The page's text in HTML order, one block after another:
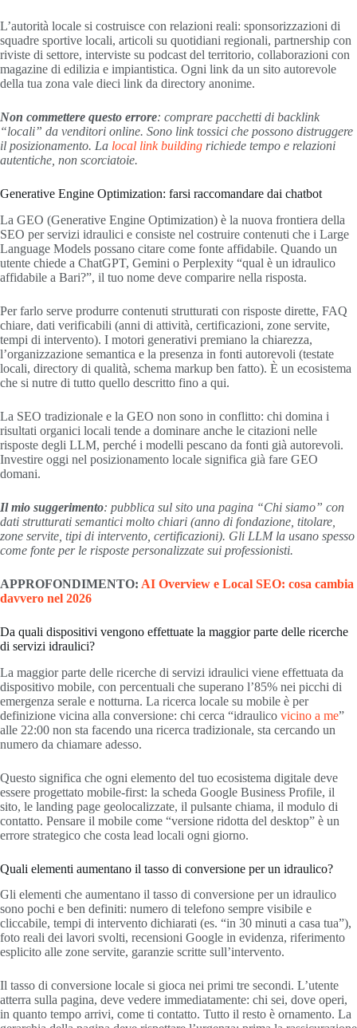
L’autorità locale si costruisce con relazioni reali: sponsorizzazioni di
squadre sportive locali, articoli su quotidiani regionali, partnership con
riviste di settore, interviste su podcast del territorio, collaborazioni con
magazine di edilizia e impiantistica. Ogni link da un sito autorevole
della tua zona vale dieci link da directory anonime.
Non commettere questo errore: comprare pacchetti di backlink
“locali” da venditori online. Sono link tossici che possono distruggere
il posizionamento. La local link building richiede tempo e relazioni
autentiche, non scorciatoie.
Generative Engine Optimization: farsi raccomandare dai chatbot
La GEO (Generative Engine Optimization) è la nuova frontiera della
SEO per servizi idraulici e consiste nel costruire contenuti che i Large
Language Models possano citare come fonte affidabile. Quando un
utente chiede a ChatGPT, Gemini o Perplexity “qual è un idraulico
affidabile a Bari?”, il tuo nome deve comparire nella risposta.
Per farlo serve produrre contenuti strutturati con risposte dirette, FAQ
chiare, dati verificabili (anni di attività, certificazioni, zone servite,
tempi di intervento). I motori generativi premiano la chiarezza,
l’organizzazione semantica e la presenza in fonti autorevoli (testate
locali, directory di qualità, schema markup ben fatto). È un ecosistema
che si nutre di tutto quello descritto fino a qui.
La SEO tradizionale e la GEO non sono in conflitto: chi domina i
risultati organici locali tende a dominare anche le citazioni nelle
risposte degli LLM, perché i modelli pescano da fonti già autorevoli.
Investire oggi nel posizionamento locale significa già fare GEO
domani.
Il mio suggerimento: pubblica sul sito una pagina “Chi siamo” con
dati strutturati semantici molto chiari (anno di fondazione, titolare,
zone servite, tipi di intervento, certificazioni). Gli LLM la usano spesso
come fonte per le risposte personalizzate sui professionisti.
APPROFONDIMENTO: AI Overview e Local SEO: cosa cambia
davvero nel 2026
Da quali dispositivi vengono effettuate la maggior parte delle ricerche
di servizi idraulici?
La maggior parte delle ricerche di servizi idraulici viene effettuata da
dispositivo mobile, con percentuali che superano l’85% nei picchi di
emergenza serale e notturna. La ricerca locale su mobile è per
definizione vicina alla conversione: chi cerca “idraulico vicino a me”
alle 22:00 non sta facendo una ricerca tradizionale, sta cercando un
numero da chiamare adesso.
Questo significa che ogni elemento del tuo ecosistema digitale deve
essere progettato mobile-first: la scheda Google Business Profile, il
sito, le landing page geolocalizzate, il pulsante chiama, il modulo di
contatto. Pensare il mobile come “versione ridotta del desktop” è un
errore strategico che costa lead locali ogni giorno.
Quali elementi aumentano il tasso di conversione per un idraulico?
Gli elementi che aumentano il tasso di conversione per un idraulico
sono pochi e ben definiti: numero di telefono sempre visibile e
cliccabile, tempi di intervento dichiarati (es. “in 30 minuti a casa tua”),
foto reali dei lavori svolti, recensioni Google in evidenza, riferimento
esplicito alle zone servite, garanzie scritte sull’intervento.
Il tasso di conversione locale si gioca nei primi tre secondi. L’utente
atterra sulla pagina, deve vedere immediatamente: chi sei, dove operi,
in quanto tempo arrivi, come ti contatto. Tutto il resto è ornamento. La